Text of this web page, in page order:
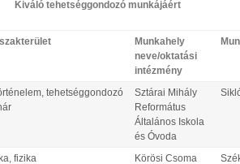
Kiváló tehetséggondozó munkájáért
Munkahely
neve/oktatási
intézmény
tehetséggondozó
Sztárai Mihály
Református
Általános Iskola
és Óvoda
fizika
Körösi Csoma